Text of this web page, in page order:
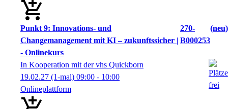
Punkt 9: Innovations- und
Changemanagement mit KI – zukunftssicher |
- Onlinekurs
270-
B000253
neu
In Kooperation mit der vhs Quickborn
19.02.27 (1-mal) 09:00 - 10:00
Onlineplattform